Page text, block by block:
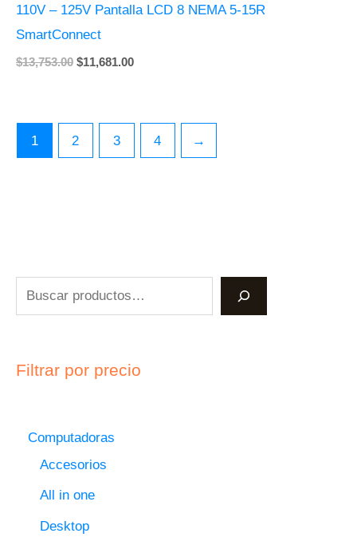
Filtrar por precio
Computadoras
Accesorios
All in one
Desktop
110V – 125V Pantalla LCD 8 NEMA 5-15R
SmartConnect
$13,753.00 $11,681.00
1 2 3 4 →